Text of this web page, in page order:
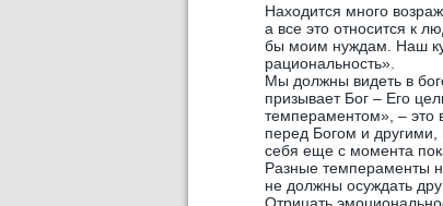
Находится много
а все это относится к
бы моим нуждам. Наш
рациональность».
Мы должны видеть в
призывает Бог – Его
темпераментом», – это
перед Богом и
себя еще с момента
Разные темпераменты
не должны осуждать